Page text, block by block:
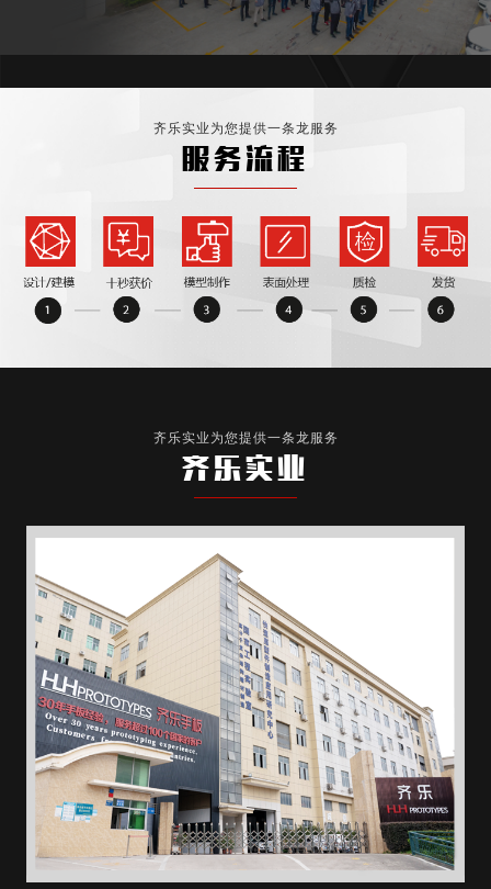
齐乐实业为您提供一条龙服务
服务流程
齐乐实业为您提供一条龙服务
齐乐实业